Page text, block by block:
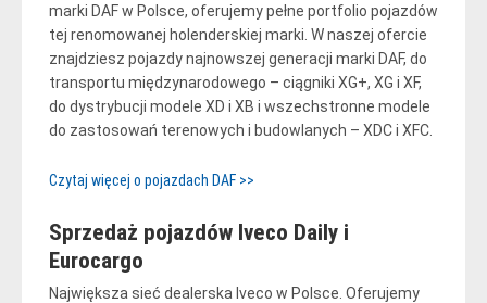
marki DAF w Polsce, oferujemy pełne portfolio pojazdów
tej renomowanej holenderskiej marki. W naszej ofercie
znajdziesz pojazdy najnowszej generacji marki DAF, do
transportu międzynarodowego – ciągniki XG+, XG i XF,
do dystrybucji modele XD i XB i wszechstronne modele
do zastosowań terenowych i budowlanych – XDC i XFC.
Czytaj więcej o pojazdach DAF >>
Sprzedaż pojazdów Iveco Daily i
Eurocargo
Największa sieć dealerska Iveco w Polsce. Oferujemy